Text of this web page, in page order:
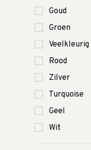
Goud
Groen
Veelkleurig
Rood
Zilver
Turquoise
Geel
Wit